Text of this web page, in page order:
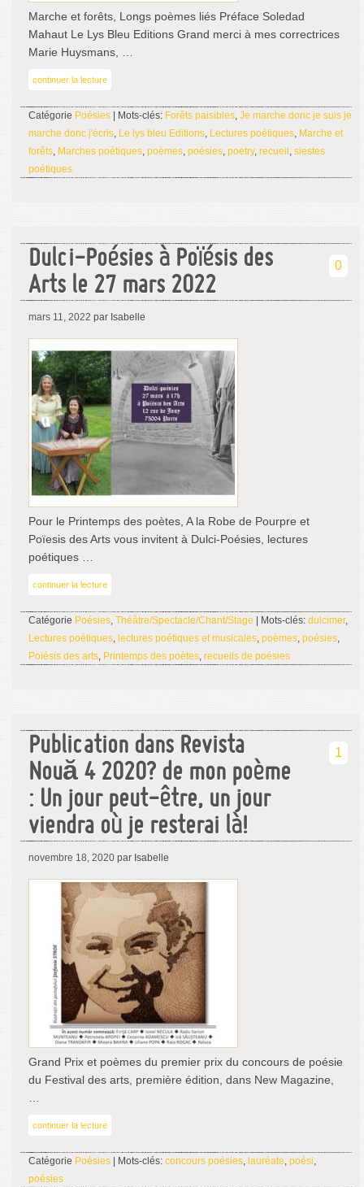
Marche et forêts, Longs poèmes liés Préface Soledad
Mahaut Le Lys Bleu Editions Grand merci à mes correctrices
Marie Huysmans, …
continuer la lecture
Catégorie Poésies | Mots-clés: Forêts paisibles, Je marche donc je suis je
marche donc j'écris, Le lys bleu Editions, Lectures poétiques, Marche et
forêts, Marches poétiques, poèmes, poésies, poetry, recueil , siestes
poétiques
Dulci-Poésies à Poïésis des
Arts le 27 mars 2022
0
mars 11, 2022 par Isabelle
Pour le Printemps des poètes, A la Robe de Pourpre et
Poïesis des Arts vous invitent à Dulci-Poésies, lectures
poétiques …
continuer la lecture
Catégorie Poésies, Théâtre/Spectacle/Chant/Stage | Mots-clés: dulcimer,
Lectures poétiques, lectures poétiques et musicales, poèmes, poésies,
Poïésis des arts, Printemps des poètes, recueils de poésies
Publication dans Revista
Nouă 4 2020? de mon poème
: Un jour peut-être, un jour
viendra où je resterai là!
1
novembre 18, 2020 par Isabelle
Grand Prix et poèmes du premier prix du concours de poésie
du Festival des arts, première édition, dans New Magazine,
continuer la lecture
Catégorie Poésies | Mots-clés: concours poésies, lauréate, poési,
poésies